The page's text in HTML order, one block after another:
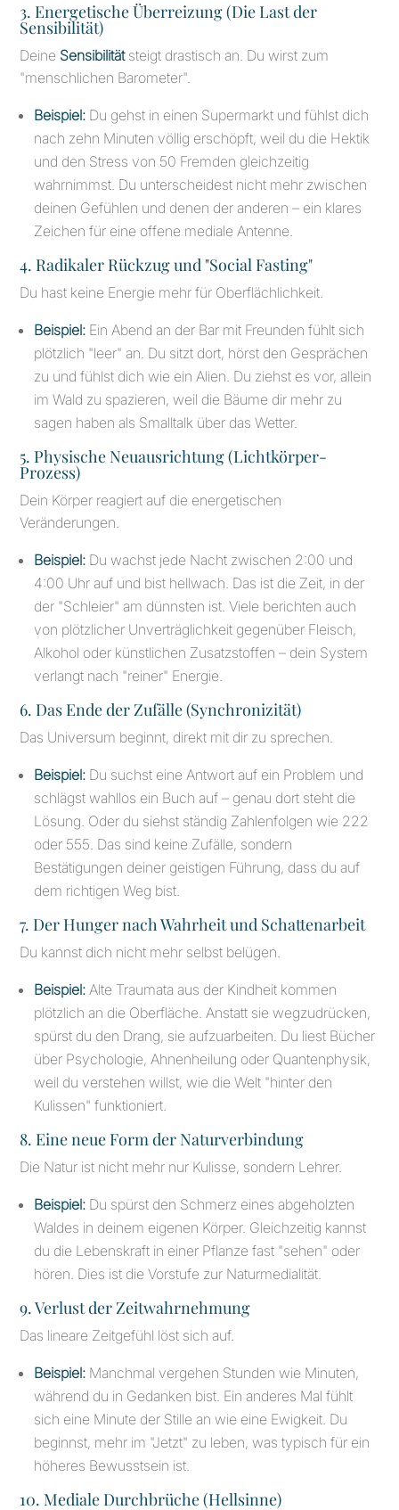
3. Energetische Überreizung (Die Last der
Sensibilität)
Deine Sensibilitätsteigt drastisch an. Du wirst zum
"menschlichen Barometer".
Beispiel: Du gehst in einen Supermarkt und fühlst dich
nach zehn Minuten völlig erschöpft, weil du die Hektik
und den Stress von 50 Fremden gleichzeitig
wahrnimmst. Du unterscheidest nicht mehr zwischen
deinen Gefühlen und denen der anderen – ein klares
Zeichen für eine offene mediale Antenne.
4. Radikaler Rückzug und "Social Fasting"
Du hast keine Energie mehr für Oberflächlichkeit.
Beispiel: Ein Abend an der Bar mit Freunden fühlt sich
plötzlich "leer" an. Du sitzt dort, hörst den Gesprächen
zu und fühlst dich wie ein Alien. Du ziehst es vor, allein
im Wald zu spazieren, weil die Bäume dir mehr zu
sagen haben als Smalltalk über das Wetter.
5. Physische Neuausrichtung (Lichtkörper-
Prozess)
Dein Körper reagiert auf die energetischen
Veränderungen.
Beispiel: Du wachst jede Nacht zwischen 2:00 und
4:00 Uhr auf und bist hellwach. Das ist die Zeit, in der
der "Schleier" am dünnsten ist. Viele berichten auch
von plötzlicher Unverträglichkeit gegenüber Fleisch,
Alkohol oder künstlichen Zusatzstoffen – dein System
verlangt nach "reiner" Energie.
6. Das Ende der Zufälle (Synchronizität)
Das Universum beginnt, direkt mit dir zu sprechen.
Beispiel: Du suchst eine Antwort auf ein Problem und
schlägst wahllos ein Buch auf – genau dort steht die
Lösung. Oder du siehst ständig Zahlenfolgen wie 222
oder 555. Das sind keine Zufälle, sondern
Bestätigungen deiner geistigen Führung, dass du auf
dem richtigen Weg bist.
7. Der Hunger nach Wahrheit und Schattenarbeit
Du kannst dich nicht mehr selbst belügen.
Beispiel: Alte Traumata aus der Kindheit kommen
plötzlich an die Oberfläche. Anstatt sie wegzudrücken,
spürst du den Drang, sie aufzuarbeiten. Du liest Bücher
über Psychologie, Ahnenheilung oder Quantenphysik,
weil du verstehen willst, wie die Welt "hinter den
Kulissen" funktioniert.
8. Eine neue Form der Naturverbindung
Die Natur ist nicht mehr nur Kulisse, sondern Lehrer.
Beispiel: Du spürst den Schmerz eines abgeholzten
Waldes in deinem eigenen Körper. Gleichzeitig kannst
du die Lebenskraft in einer Pflanze fast "sehen" oder
hören. Dies ist die Vorstufe zur Naturmedialität.
9. Verlust der Zeitwahrnehmung
Das lineare Zeitgefühl löst sich auf.
Beispiel: Manchmal vergehen Stunden wie Minuten,
während du in Gedanken bist. Ein anderes Mal fühlt
sich eine Minute der Stille an wie eine Ewigkeit. Du
beginnst, mehr im "Jetzt" zu leben, was typisch für ein
höheres Bewusstsein ist.
10. Mediale Durchbrüche (Hellsinne)